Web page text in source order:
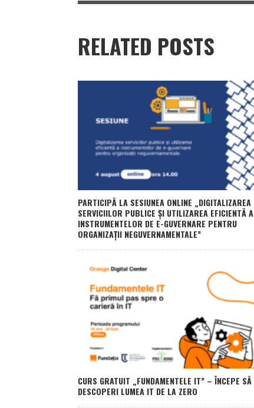
RELATED POSTS
PARTICIPĂ LA SESIUNEA ONLINE „DIGITALIZAREA
SERVICIILOR PUBLICE ȘI UTILIZAREA EFICIENTĂ A
INSTRUMENTELOR DE E-GUVERNARE PENTRU
ORGANIZAȚII NEGUVERNAMENTALE”
CURS GRATUIT „FUNDAMENTELE IT” – ÎNCEPE SĂ
DESCOPERI LUMEA IT DE LA ZERO